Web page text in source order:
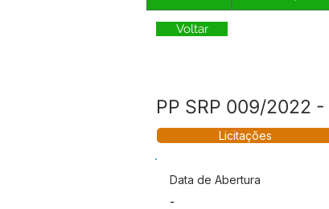
Voltar
PP SRP 009/2022 -
Licitações
Data de Abertura
-